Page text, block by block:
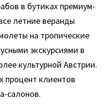
в бутиках премиум-
летние веранды
на тропические
экскурсиями в
культурной Австрии.
процент клиентов
салонов.